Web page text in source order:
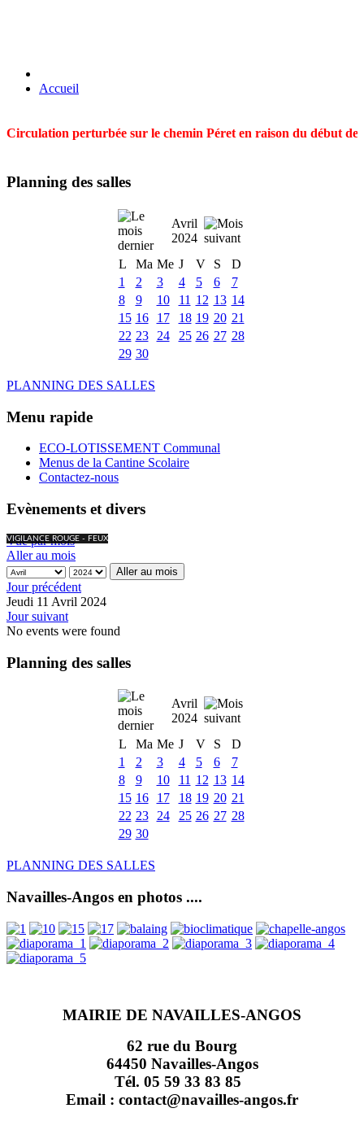
Accueil
Circulation perturbée sur le chemin Péret en raison du début
Planning des salles
Avril
2024
L
Ma Me J V S
D
1
2 3 4 5 6
7
8
9 10 11 12 13 14
15 16 17 18 19 20 21
22 23 24 25 26 27 28
29 30
PLANNING DES SALLES
Menu rapide
ECO-LOTISSEMENT Communal
Menus de la Cantine Scolaire
Contactez-nous
Evènements et divers
VIGILANCE ROUGE - FEUX
Vue par mois
Aller au mois
Aller au mois
Jour précédent
Jeudi 11 Avril 2024
Jour suivant
No events were found
Planning des salles
Avril
2024
L
Ma Me J V S
D
1
2 3 4 5 6
7
8
9 10 11 12 13 14
15 16 17 18 19 20 21
22 23 24 25 26 27 28
29 30
PLANNING DES SALLES
Navailles-Angos en photos ....
MAIRIE DE NAVAILLES-ANGOS
62 rue du Bourg
64450 Navailles-Angos
Tél. 05 59 33 83 85
Email : contact@navailles-angos.fr